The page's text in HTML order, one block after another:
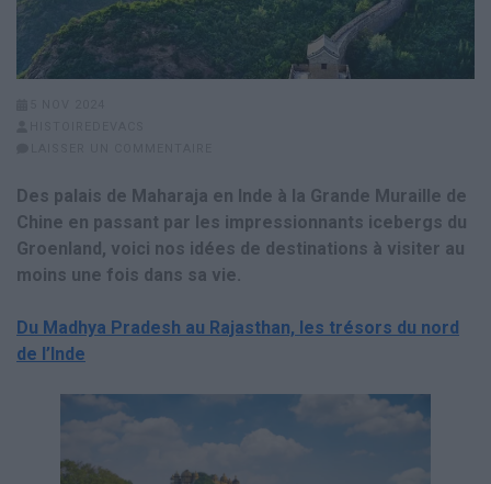
Des palais de Maharaja en Inde à la Grande Muraille de
Chine en passant par les impressionnants icebergs du
Groenland, voici nos idées de destinations à visiter au
moins une fois dans sa vie.
Du Madhya Pradesh au Rajasthan, les trésors du nord
de l’Inde